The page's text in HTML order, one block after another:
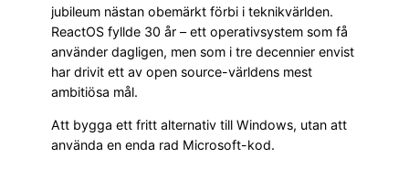
jubileum nästan obemärkt förbi i teknikvärlden.
ReactOS fyllde 30 år – ett operativsystem som få
använder dagligen, men som i tre decennier envist
har drivit ett av open source-världens mest
ambitiösa mål.
Att bygga ett fritt alternativ till Windows, utan att
använda en enda rad Microsoft-kod.